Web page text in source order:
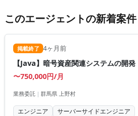
このエージェントの新着案件
掲載終了 4ヶ月前
【Java】暗号資産関連システムの開発
〜750,000円/月
業務委託 | 群馬県 上野村
エンジニア サーバーサイドエンジニア